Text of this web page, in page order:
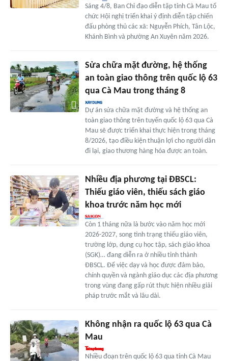
Sáng 4/8, Ban Chỉ đạo diễn tập tỉnh Cà Mau tổ
chức Hội nghị triển khai ý định diễn tập chiến
đấu phòng thủ các xã: Nguyễn Phích, Tân Lộc,
Khánh Bình và phường An Xuyên năm 2026.
Sửa chữa mặt đường, hệ thống
an toàn giao thông trên quốc lộ 63
qua Cà Mau trong tháng 8
Dự án sửa chữa mặt đường và hệ thống an
toàn giao thông trên tuyến quốc lộ 63 qua Cà
Mau sẽ được triển khai thực hiện trong tháng
8/2026, tạo điều kiện thuận lợi cho người dân
đi lại, giao thương hàng hóa được an toàn.
Nhiều địa phương tại ĐBSCL:
Thiếu giáo viên, thiếu sách giáo
khoa trước năm học mới
Còn 1 tháng nữa là bước vào năm học mới
2026-2027, song tình trạng thiếu giáo viên,
trường lớp, dụng cụ học tập, sách giáo khoa
(SGK)… đang diễn ra ở nhiều tỉnh thành
ĐBSCL. Để việc dạy và học được đảm bảo,
chính quyền và ngành giáo dục các địa phương
trong vùng đang gấp rút thực hiện nhiều giải
pháp trước mắt và lâu dài.
Không nhận ra quốc lộ 63 qua Cà
Mau
Nhiều đoạn trên quốc lộ 63 qua tỉnh Cà Mau